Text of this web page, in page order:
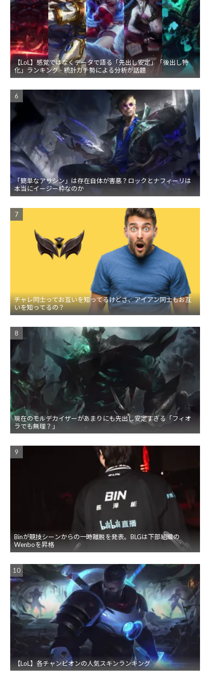
【LoL】感覚ではなくデータで語る「先出し安定」「後出し特
化」ランキング - 統計ガチ勢による分析が話題
「簡単なアサシン」は存在自体が害悪？ロックとナフィーリは
本当にイージー枠なのか
チャレ同士ってお互いを知ってるけどさ、アイアン同士もお互
いを知ってるの？
現在のモルデカイザーがあまりにも先出し安定すぎる「フィオ
ラでも無理？」
Binが競技シーンからの一時離脱を発表。BLGは下部組織の
Wenboを昇格
【LoL】各チャンピオンの人気スキンランキング